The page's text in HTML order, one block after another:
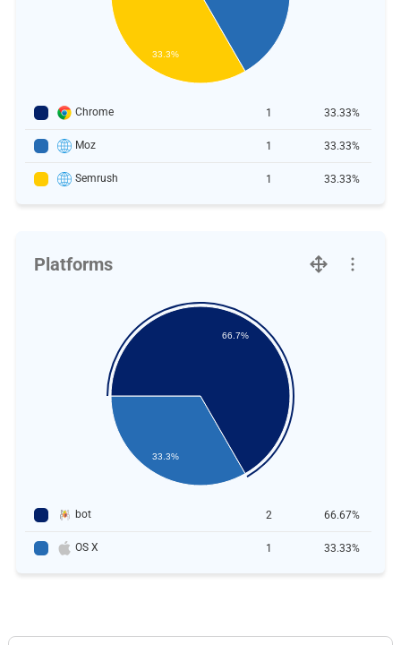
33.3%
Chrome 1 33.33%
Moz 1 33.33%
Semrush 1 33.33%
Platforms
33.3%
66.7%
bot 2 66.67%
OS X 1 33.33%